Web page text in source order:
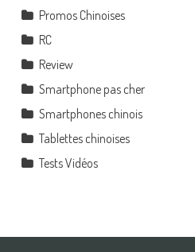
Promos Chinoises
RC
Review
Smartphone pas cher
Smartphones chinois
Tablettes chinoises
Tests Vidéos